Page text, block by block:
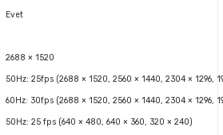
Evet
2688 × 1520
50Hz: 25fps (2688 × 1520, 2560 × 1440, 2304 × 1296,
60Hz: 30fps (2688 × 1520, 2560 × 1440, 2304 × 1296,
50Hz: 25 fps (640 × 480, 640 × 360, 320 × 240)